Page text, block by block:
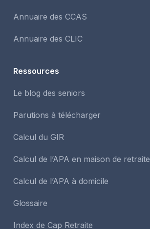
Annuaire des CCAS
Annuaire des CLIC
Ressources
Le blog des seniors
Parutions à télécharger
Calcul du GIR
Calcul de l’APA en maison de retraite
Calcul de l’APA à domicile
Glossaire
Index de Cap Retraite